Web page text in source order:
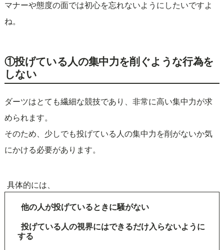
マナーや態度の面では初心を忘れないようにしたいですよ
ね。
①投げている人の集中力を削ぐような行為を
しない
ダーツはとても繊細な競技であり、非常に高い集中力が求
められます。
そのため、少しでも投げている人の集中力を削がないか気
にかける必要があります。
具体的には、
他の人が投げているときに騒がない
投げている人の視界にはできるだけ入らないように
する